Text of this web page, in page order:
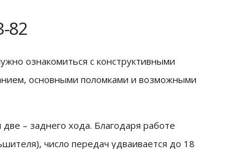
82
ознакомиться с конструктивными
основными поломками и возможными
– заднего хода. Благодаря работе
число передач удваивается до 18